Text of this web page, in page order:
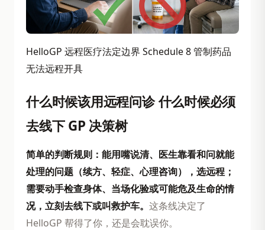
HelloGP 远程医疗法定边界 Schedule 8 管制药品
无法远程开具
什么时候该用远程问诊 什么时候必须
去线下 GP 决策树
简单的判断规则：能用嘴说清、医生靠看和问就能
处理的问题（续方、轻症、心理咨询），选远程；
需要动手检查身体、当场化验或可能危及生命的情
况，立刻去线下或叫救护车。 这条线决定了
HelloGP 帮得了你，还是会耽误你。